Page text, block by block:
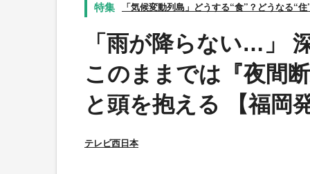
「気候変動列島」どうする“食”？どうなる“住
「雨が降らない…」
このままでは『夜間
と頭を抱える 【福岡
テレビ西日本